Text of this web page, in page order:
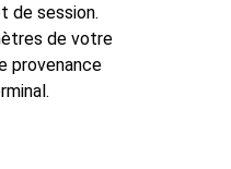
de session.
de votre
provenance